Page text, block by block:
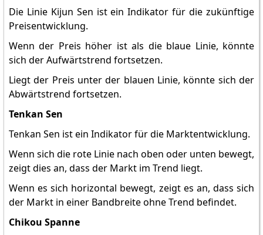
Die Linie Kijun Sen ist ein Indikator für die zukünftige
Preisentwicklung.
Wenn der Preis höher ist als die blaue Linie, könnte
sich der Aufwärtstrend fortsetzen.
Liegt der Preis unter der blauen Linie, könnte sich der
Abwärtstrend fortsetzen.
Tenkan Sen
Tenkan Sen ist ein Indikator für die Marktentwicklung.
Wenn sich die rote Linie nach oben oder unten bewegt,
zeigt dies an, dass der Markt im Trend liegt.
Wenn es sich horizontal bewegt, zeigt es an, dass sich
der Markt in einer Bandbreite ohne Trend befindet.
Chikou Spanne